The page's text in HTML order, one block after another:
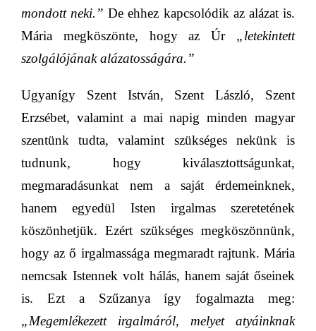
mondott neki.” De ehhez kapcsolódik az alázat is.
Mária megköszönte, hogy az Úr „letekintett
szolgálójának alázatosságára.”
Ugyanígy Szent István, Szent László, Szent
Erzsébet, valamint a mai napig minden magyar
szentünk tudta, valamint szükséges nekünk is
tudnunk, hogy kiválasztottságunkat,
megmaradásunkat nem a saját érdemeinknek,
hanem egyedül Isten irgalmas szeretetének
köszönhetjük. Ezért szükséges megköszönnünk,
hogy az ő irgalmassága megmaradt rajtunk. Mária
nemcsak Istennek volt hálás, hanem saját őseinek
is. Ezt a Szűzanya így fogalmazta meg:
„Megemlékezett irgalmáról, melyet atyáinknak